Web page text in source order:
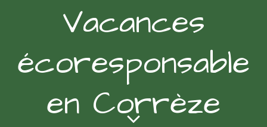
Vacances
écoresponsable
en Corrèze